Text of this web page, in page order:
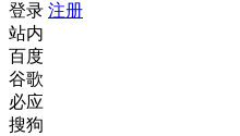
登录 注册
站内
百度
谷歌
必应
搜狗